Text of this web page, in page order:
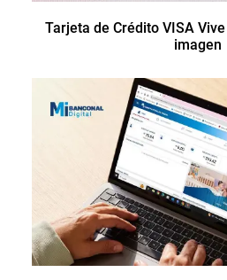
Tarjeta de Crédito VISA
imagen